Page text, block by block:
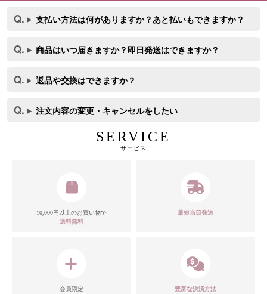
支払い方法は何がありますか？あと払いもできますか？
商品はいつ届きますか？即日発送はできますか？
返品や交換はできますか？
注文内容の変更・キャンセルをしたい
SERVICE
サービス
10,000円以上のお買い物で
送料無料
最短当日発送
会員限定
豊富な決済方法